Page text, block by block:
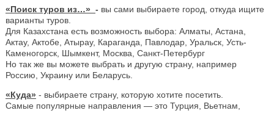
«Поиск туров из…» - вы сами выбираете город, откуда ищите
варианты туров.
Для Казахстана есть возможность выбора: Алматы, Астана,
Актау, Актобе, Атырау, Караганда, Павлодар, Уральск, Усть-
Каменогорск, Шымкент, Москва, Санкт-Петербург
Но так же вы можете выбрать и другую страну, например
Россию, Украину или Беларусь.
«Куда» - выбираете страну, которую хотите посетить.
Самые популярные направления — это Турция, Вьетнам,